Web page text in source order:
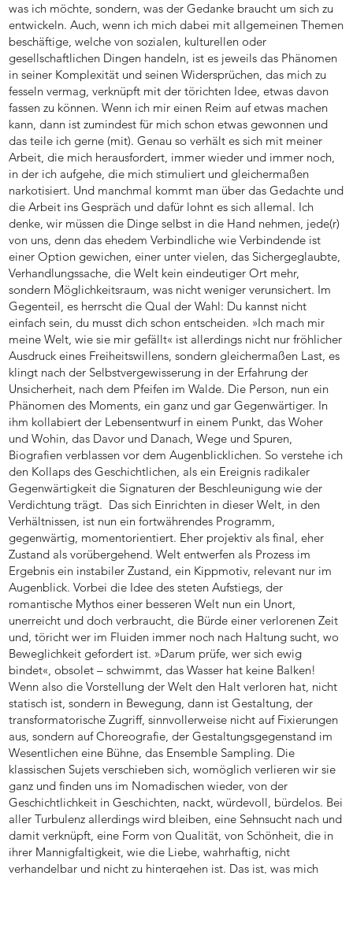
was ich möchte, sondern, was der Gedanke braucht um sich zu
entwickeln. Auch, wenn ich mich dabei mit allgemeinen Themen
beschäftige, welche von sozialen, kulturellen oder
gesellschaftlichen Dingen handeln, ist es jeweils das Phänomen
in seiner Komplexität und seinen Widersprüchen, das mich zu
fesseln vermag, verknüpft mit der törichten Idee, etwas davon
fassen zu können. Wenn ich mir einen Reim auf etwas machen
kann, dann ist zumindest für mich schon etwas gewonnen und
das teile ich gerne (mit). Genau so verhält es sich mit meiner
Arbeit, die mich herausfordert, immer wieder und immer noch,
in der ich aufgehe, die mich stimuliert und gleichermaßen
narkotisiert. Und manchmal kommt man über das Gedachte und
die Arbeit ins Gespräch und dafür lohnt es sich allemal. Ich
denke, wir müssen die Dinge selbst in die Hand nehmen, jede(r)
von uns, denn das ehedem Verbindliche wie Verbindende ist
einer Option gewichen, einer unter vielen, das Sichergeglaubte,
Verhandlungssache, die Welt kein eindeutiger Ort mehr,
sondern Möglichkeitsraum, was nicht weniger verunsichert. Im
Gegenteil, es herrscht die Qual der Wahl: Du kannst nicht
einfach sein, du musst dich schon entscheiden. »Ich mach mir
meine Welt, wie sie mir gefällt« ist allerdings nicht nur fröhlicher
Ausdruck eines Freiheitswillens, sondern gleichermaßen Last, es
klingt nach der Selbstvergewisserung in der Erfahrung der
Unsicherheit, nach dem Pfeifen im Walde. Die Person, nun ein
Phänomen des Moments, ein ganz und gar Gegenwärtiger. In
ihm kollabiert der Lebensentwurf in einem Punkt, das Woher
und Wohin, das Davor und Danach, Wege und Spuren,
Biografien verblassen vor dem Augenblicklichen. So verstehe ich
den Kollaps des Geschichtlichen, als ein Ereignis radikaler
Gegenwärtigkeit die Signaturen der Beschleunigung wie der
Verdichtung trägt. Das sich Einrichten in dieser Welt, in den
Verhältnissen, ist nun ein fortwährendes Programm,
gegenwärtig, momentorientiert. Eher projektiv als final, eher
Zustand als vorübergehend. Welt entwerfen als Prozess im
Ergebnis ein instabiler Zustand, ein Kippmotiv, relevant nur im
Augenblick. Vorbei die Idee des steten Aufstiegs, der
romantische Mythos einer besseren Welt nun ein Unort,
unerreicht und doch verbraucht, die Bürde einer verlorenen Zeit
und, töricht wer im Fluiden immer noch nach Haltung sucht, wo
Beweglichkeit gefordert ist. »Darum prüfe, wer sich ewig
bindet«, obsolet – schwimmt, das Wasser hat keine Balken!
Wenn also die Vorstellung der Welt den Halt verloren hat, nicht
statisch ist, sondern in Bewegung, dann ist Gestaltung, der
transformatorische Zugriff, sinnvollerweise nicht auf Fixierungen
aus, sondern auf Choreografie, der Gestaltungsgegenstand im
Wesentlichen eine Bühne, das Ensemble Sampling. Die
klassischen Sujets verschieben sich, womöglich verlieren wir sie
ganz und finden uns im Nomadischen wieder, von der
Geschichtlichkeit in Geschichten, nackt, würdevoll, bürdelos. Bei
aller Turbulenz allerdings wird bleiben, eine Sehnsucht nach und
damit verknüpft, eine Form von Qualität, von Schönheit, die in
ihrer Mannigfaltigkeit, wie die Liebe, wahrhaftig, nicht
verhandelbar und nicht zu hintergehen ist. Das ist, was mich